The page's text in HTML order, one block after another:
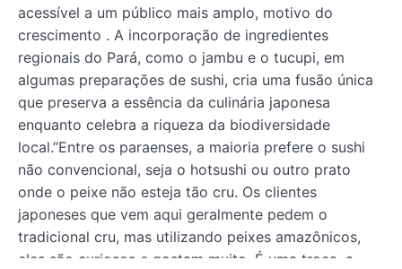
acessível a um público mais amplo, motivo do
crescimento . A incorporação de ingredientes
regionais do Pará, como o jambu e o tucupi, em
algumas preparações de sushi, cria uma fusão única
que preserva a essência da culinária japonesa
enquanto celebra a riqueza da biodiversidade
local.”Entre os paraenses, a maioria prefere o sushi
não convencional, seja o hotsushi ou outro prato
onde o peixe não esteja tão cru. Os clientes
japoneses que vem aqui geralmente pedem o
tradicional cru, mas utilizando peixes amazônicos,
eles são curiosos e gostam muito. É uma troca, a